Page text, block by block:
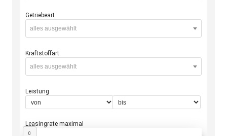
Getriebeart
alles ausgewählt
Kraftstoffart
alles ausgewählt
Leistung
Leasingrate maximal
0